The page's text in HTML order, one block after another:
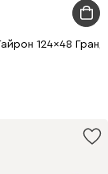
124x48 Гранд